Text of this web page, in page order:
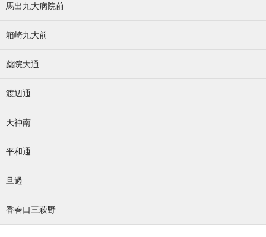
馬出九大病院前
箱崎九大前
薬院大通
渡辺通
天神南
平和通
旦過
香春口三萩野